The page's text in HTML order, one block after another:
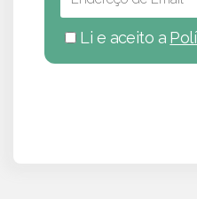
Li e aceito a